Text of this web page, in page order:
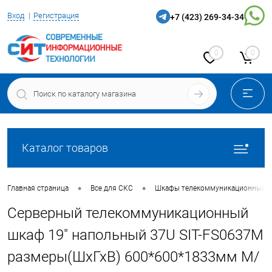
Вход Регистрация +7 (423) 269-34-34
0 0
Каталог товаров
Главная страница • Все для СКС • Шкафы телекоммуникационные
Серверный телекоммуникационный
шкаф 19" напольный 37U SIT-FS0637M
размеры(ШхГхВ) 600*600*1833мм М/